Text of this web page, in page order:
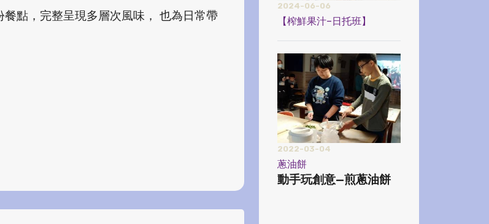
2024-06-06
【榨鮮果汁–日托班】
2022-03-04
蔥油餅
動手玩創意—煎蔥油餅
點，完整呈現多層次風味， 也為日常帶